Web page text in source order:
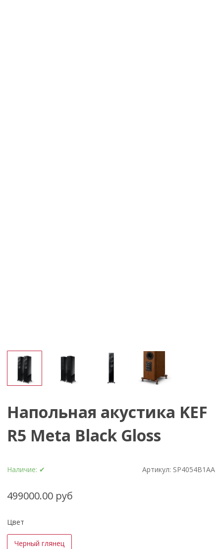
Напольная акустика KEF
R5 Meta Black Gloss
Наличие: ✔ Артикул: SP4054B1AA
499000.00 руб
Цвет
Черный глянец